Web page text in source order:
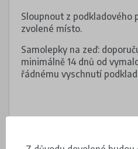
Sloupnout z podkladového
zvolené místo.
Samolepky na zeď:
minimálně 14 dnů od
řádnému vyschnutí